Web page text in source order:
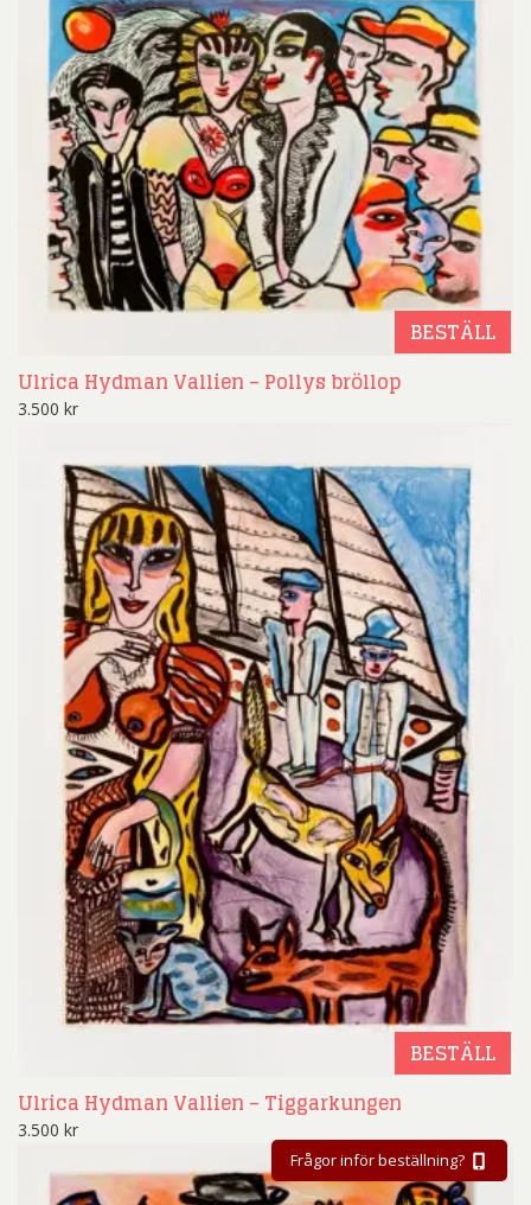
BESTÄLL
Ulrica Hydman Vallien – Pollys bröllop
3.500 kr
BESTÄLL
Ulrica Hydman Vallien – Tiggarkungen
3.500 kr
Frågor inför beställning?